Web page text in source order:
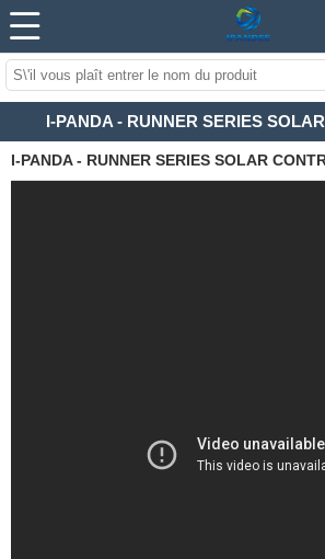
I-PANDA - RUNNER SERIES
I-PANDA - RUNNER SERIES SOLAR